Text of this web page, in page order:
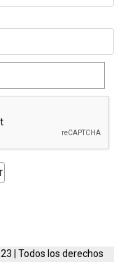
| Todos los derechos